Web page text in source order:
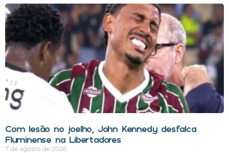
Com lesão no joelho, John Kennedy desfalca
Fluminense na Libertadores
7 de agosto de 2026